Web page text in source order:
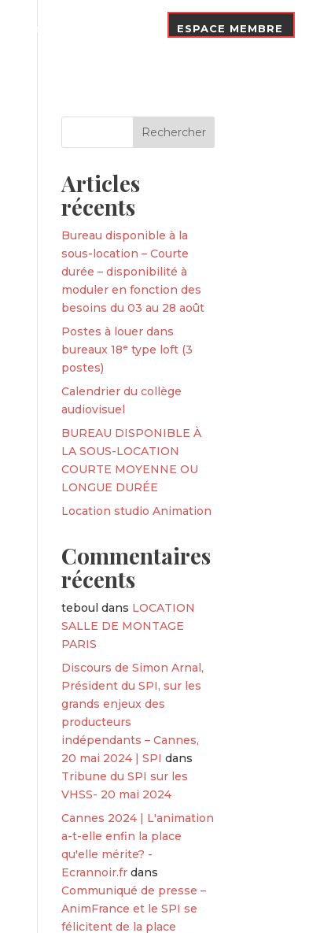
ESPACE MEMBRE
Articles
récents
Bureau disponible à la
sous-location – Courte
durée – disponibilité à
moduler en fonction des
besoins du 03 au 28 août
Postes à louer dans
bureaux 18ᵉ type loft (3
postes)
Calendrier du collège
audiovisuel
BUREAU DISPONIBLE À
LA SOUS-LOCATION
COURTE MOYENNE OU
LONGUE DURÉE
Location studio Animation
Commentaires
récents
teboul dans LOCATION
SALLE DE MONTAGE
PARIS
Discours de Simon Arnal,
Président du SPI, sur les
grands enjeux des
producteurs
indépendants – Cannes,
20 mai 2024 | SPI dans
Tribune du SPI sur les
VHSS- 20 mai 2024
Cannes 2024 | L'animation
a-t-elle enfin la place
qu'elle mérite? -
Ecrannoir.fr dans
Communiqué de presse –
AnimFrance et le SPI se
félicitent de la place